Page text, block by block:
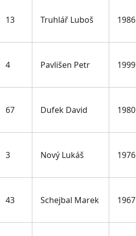
13 Truhlář Luboš 1986
4 Pavlišen Petr 1999
67 Dufek David 1980
3 Nový Lukáš 1976
43 Schejbal Marek 1967